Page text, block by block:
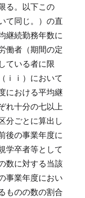
る。以下この
て同じ。）の直
継続勤務年数に
働者（期間の定
ている者に限
ｉｉ）において
における平均継
れ十分の七以上
分ごとに算出し
後の事業年度に
学卒者等として
数に対する当該
事業年度におい
ものの数の割合